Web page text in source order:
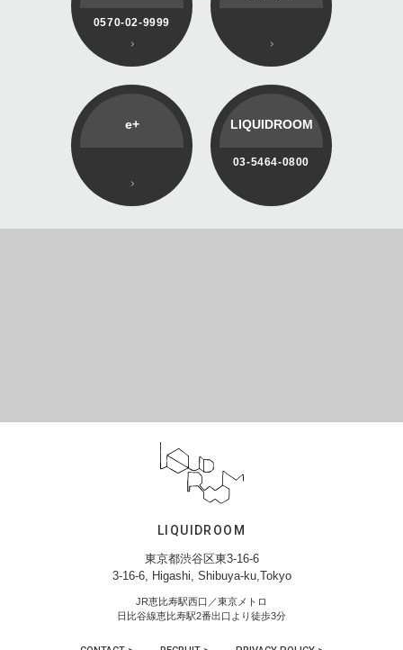
0570-02-9999
e+ LIQUIDROOM
03-5464-0800
LIQUIDROOM
東京都渋谷区東3-16-6
3-16-6, Higashi, Shibuya-ku,Tokyo
JR恵比寿駅西口／東京メトロ
日比谷線恵比寿駅2番出口より徒歩3分